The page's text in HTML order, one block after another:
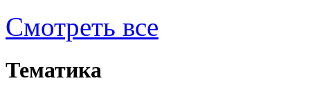
Смотреть все
Тематика